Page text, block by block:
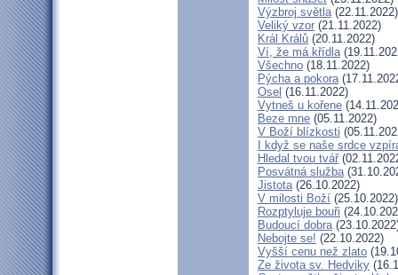
Výzbroj světla(22.11.2022)
Veliký vzor (21.11.2022)
Král Králů (20.11.2022)
Ví, že má křídla
Všechno (18.11.2022)
Pýcha a pokora
Osel (16.11.2022)
Vytneš u kořene
Beze mne (05.11.2022)
V Boží blízkosti
I když se naše srdce
Hledal tvou tvář
Posvátná služba
Jistota(26.10.2022)
V milosti Boží (25.10.2022)
Rozptyluje bouři
Budoucí dobra
Nebojte se! (22.10.2022)
Vyšší cenu než zlato
Ze života sv. Hedviky